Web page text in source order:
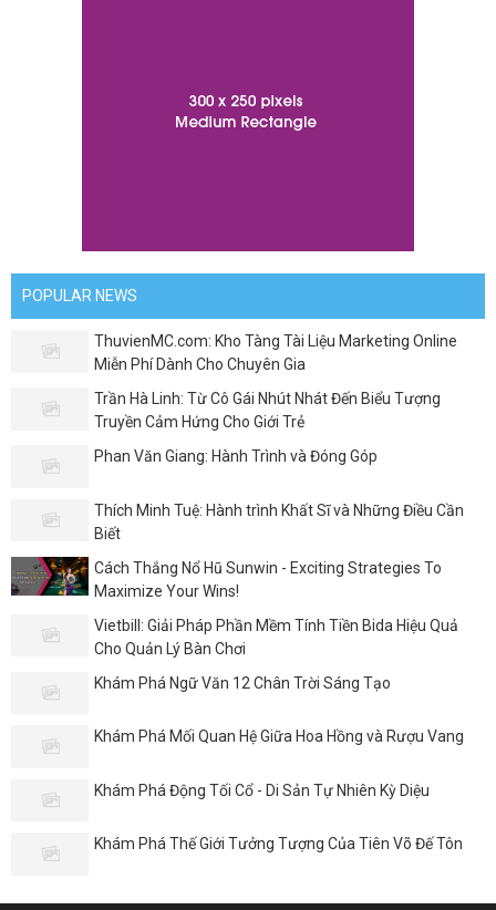
POPULAR NEWS
ThuvienMC.com: Kho Tàng Tài Liệu Marketing Online
Miễn Phí Dành Cho Chuyên Gia
Trần Hà Linh: Từ Cô Gái Nhút Nhát Đến Biểu Tượng
Truyền Cảm Hứng Cho Giới Trẻ
Phan Văn Giang: Hành Trình và Đóng Góp
Thích Minh Tuệ: Hành trình Khất Sĩ và Những Điều Cần
Biết
Cách Thắng Nổ Hũ Sunwin - Exciting Strategies To
Maximize Your Wins!
Vietbill: Giải Pháp Phần Mềm Tính Tiền Bida Hiệu Quả
Cho Quản Lý Bàn Chơi
Khám Phá Ngữ Văn 12 Chân Trời Sáng Tạo
Khám Phá Mối Quan Hệ Giữa Hoa Hồng và Rượu Vang
Khám Phá Động Tối Cổ - Di Sản Tự Nhiên Kỳ Diệu
Khám Phá Thế Giới Tưởng Tượng Của Tiên Võ Đế Tôn